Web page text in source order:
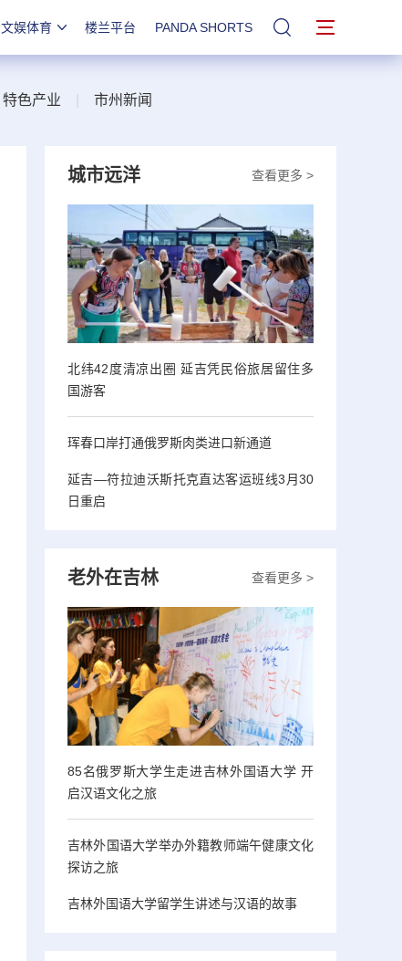
文娱体育 楼兰平台 PANDA SHORTS 站内搜索
特色产业 市州新闻
查看更多 >
城市远洋
北纬42度清凉出圈 延吉凭民俗旅居留住多
国游客
珲春口岸打通俄罗斯肉类进口新通道
延吉—符拉迪沃斯托克直达客运班线3月30
日重启
查看更多 >
老外在吉林
85名俄罗斯大学生走进吉林外国语大学 开
启汉语文化之旅
吉林外国语大学举办外籍教师端午健康文化
探访之旅
吉林外国语大学留学生讲述与汉语的故事